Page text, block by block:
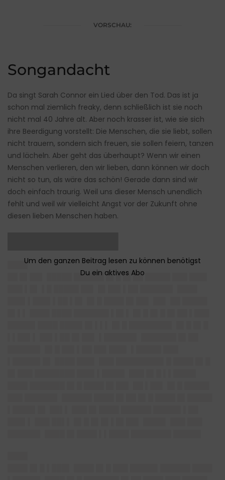
VORSCHAU:
Songandacht
Da singt Sarah Connor ein Lied über den Tod. Das ist ja
schon mal ziemlich freaky, denn schließlich ist sie noch
nicht mal 40 Jahre alt. Aber noch krasser ist, wie sie sich
ihre Beerdigung vorstellt: Die Menschen, die sie liebt, sollen
nicht trauern, sondern sich freuen, sie sollen feiern, tanzen
und lächeln. Aber geht das überhaupt? Wenn wir einen
Menschen verlieren, den wir lieben, dann können wir doch
nicht so tun, als wäre das schön! Gerade dann sind wir
doch einfach traurig. Weil uns dieser Mensch unendlich
fehlt und weil wir vielleicht Angst vor der Zukunft ohne
diesen lieben Menschen haben.
████
██ █▌██▌ █████ ██████ █▌█ █▌██ █████ ███ ███▌